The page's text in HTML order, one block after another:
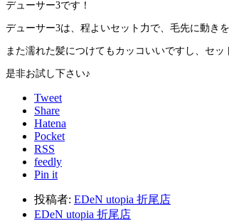
デューサー3です！
デューサー3は、程よいセット力で、毛先に動き
また濡れた髪につけてもカッコいいですし、セ
是非お試し下さい♪
Tweet
Share
Hatena
Pocket
RSS
feedly
Pin it
投稿者: EDeN utopia 折尾店
EDeN utopia 折尾店